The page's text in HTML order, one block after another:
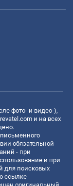
фото- и видео-),
и на всех
обязательной
- при
и при
для поисковых
ссылке